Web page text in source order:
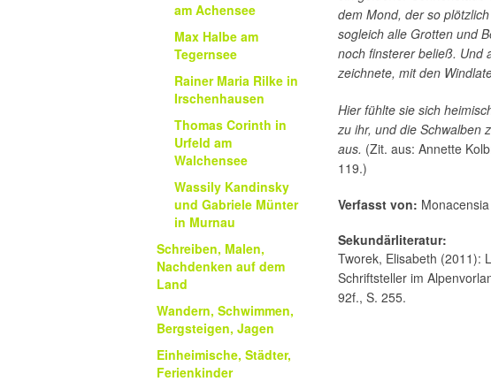
am Achensee
Max Halbe am
Tegernsee
Rainer Maria Rilke in
Irschenhausen
Thomas Corinth in
Urfeld am
Walchensee
Wassily Kandinsky
und Gabriele Münter
in Murnau
Schreiben, Malen,
Nachdenken auf dem
Land
Wandern, Schwimmen,
Bergsteigen, Jagen
Einheimische, Städter,
Ferienkinder
dem Mond, der so
sogleich alle Grotten und
noch finsterer beließ. Und
zeichnete, mit den
Hier fühlte sie sich
zu ihr, und die Schwalben
aus. (Zit. aus: Annette
119.)
Verfasst von:
Sekundärliteratur:
Tworek, Elisabeth (2011):
Schriftsteller im
92f., S. 255.